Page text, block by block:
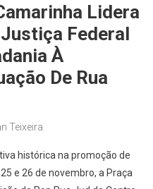
Lidera
Federal
À
De Rua
Teixeira
histórica na promoção de
e 26 de novembro, a Praça